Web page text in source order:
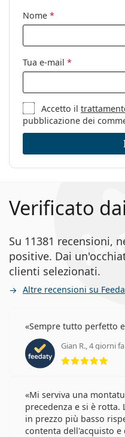
Custodia:
pulizia:
Altro
Categorie:
Marca:
Levi´s
LV
Nome *
Tua e-mail *
Accetto il
pubblicazione dei
Verificato
Su 11381 recensioni,
positive. Dai
clienti selezionati.
Altre recensioni su
Sempre tutto perfetto
Gian R., 4 giorni fa
Mi serviva una
precedenza e si è rotta.
in prezzo più basso
contenta dell'acquisto e